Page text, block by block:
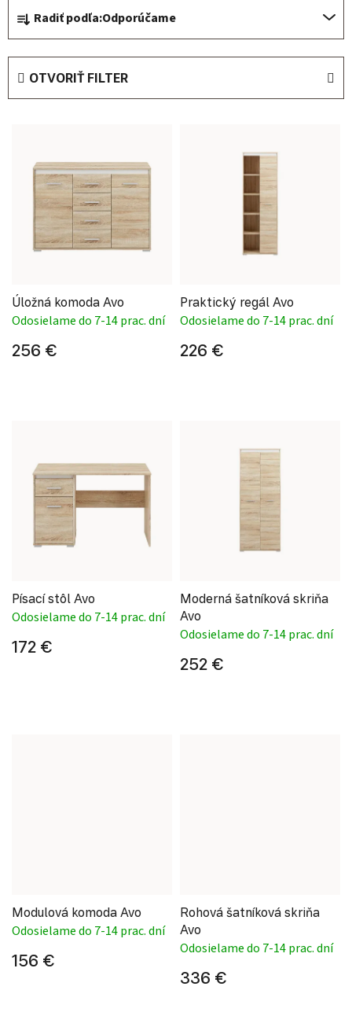
Radiť podľa:Odporúčame
OTVORIŤ FILTER
Úložná komoda Avo
Odosielame do 7-14 prac. dní
256 €
Praktický regál Avo
Odosielame do 7-14 prac. dní
226 €
Písací stôl Avo
Odosielame do 7-14 prac. dní
172 €
Moderná šatníková skriňa
Avo
Odosielame do 7-14 prac. dní
252 €
Modulová komoda Avo
Odosielame do 7-14 prac. dní
156 €
Rohová šatníková skriňa
Avo
Odosielame do 7-14 prac. dní
336 €